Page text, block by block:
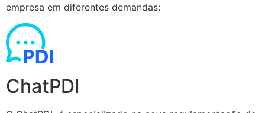
empresa em diferentes demandas:
ChatPDI